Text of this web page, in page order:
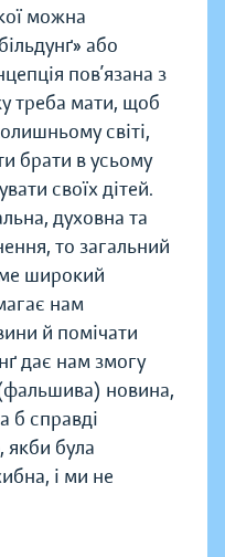
можна
або
пов’язана з
треба мати, щоб
світі,
брати в усьому
своїх дітей.
духовна та
то загальний
широкий
нам
й помічати
дає нам змогу
новина,
б справді
була
і ми не